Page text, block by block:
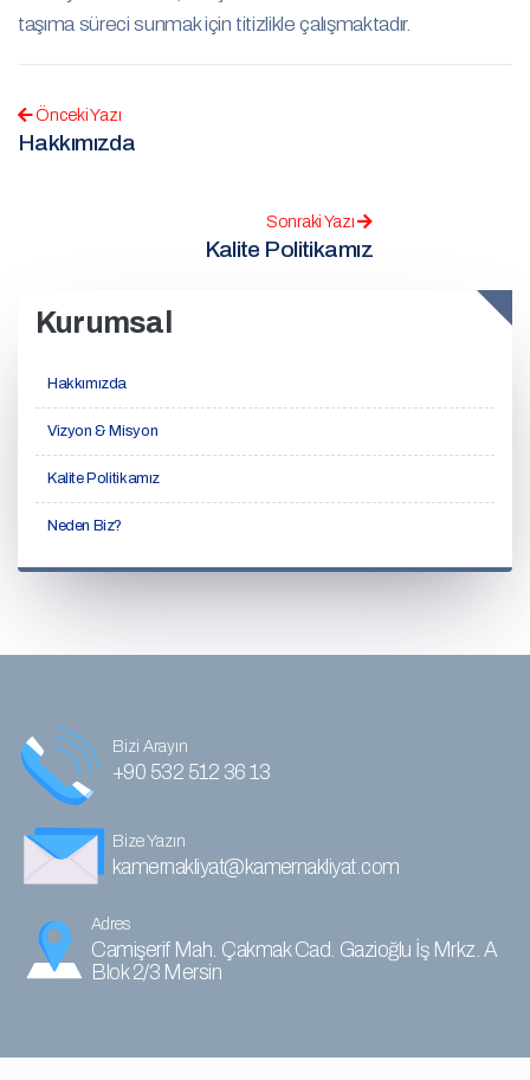
taşıma süreci sunmak için titizlikle çalışmaktadır.
Önceki Yazı
Hakkımızda
Sonraki Yazı
Kalite Politikamız
Kurumsal
Hakkımızda
Vizyon & Misyon
Kalite Politikamız
Neden Biz?
Bizi Arayın
+90 532 512 36 13
Bize Yazın
kamernakliyat@kamernakliyat.com
Adres
Camişerif Mah. Çakmak Cad. Gazioğlu İş Mrkz. A
Blok 2/3 Mersin